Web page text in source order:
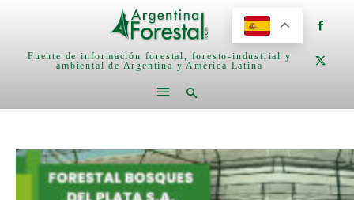
Fuente de información forestal, foresto-industrial y
ambiental de Argentina y América Latina